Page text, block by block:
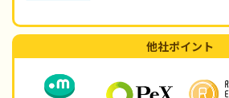
他社ポイント